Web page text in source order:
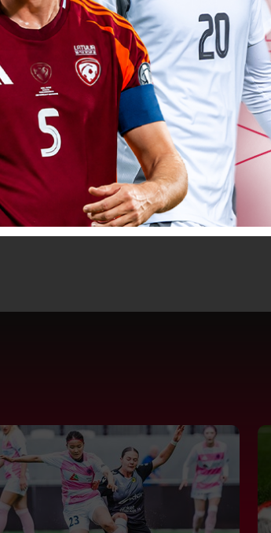
VĀĀĀĀRTI! 0:10
VĀĀĀĀRTI! 0:11